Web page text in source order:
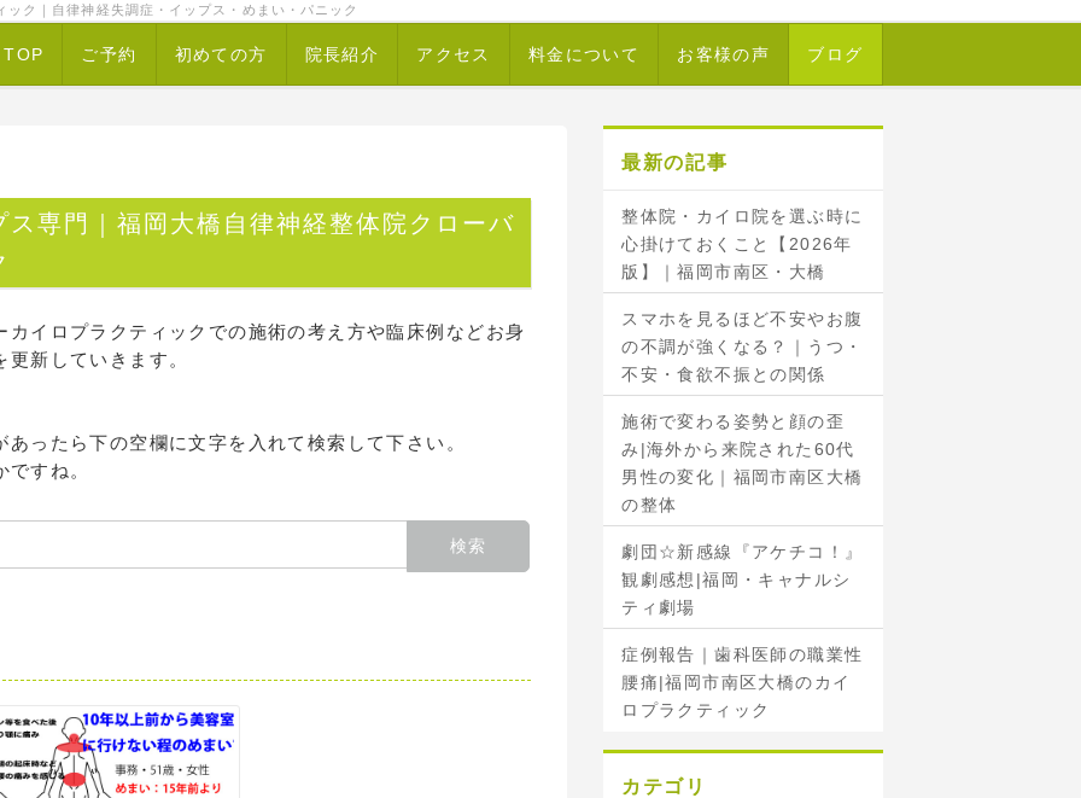
ク｜自律神経失調症・イップス・めまい・パニック
TOP ご予約 初めての方 院長紹介 アクセス 料金について お客様の声 ブログ
専門｜福岡大橋自律神経整体院クローバ
イロプラクティックでの施術の考え方や臨床例などお身
新していきます。
ったら下の空欄に文字を入れて検索して下さい。
ですね。
最新の記事
整体院・カイロ院を選ぶ時に
心掛けておくこと【2026年
版】｜福岡市南区・大橋
スマホを見るほど不安やお腹
の不調が強くなる？｜うつ・
不安・食欲不振との関係
施術で変わる姿勢と顔の歪
み|海外から来院された60代
男性の変化｜福岡市南区大橋
の整体
劇団☆新感線『アケチコ！』
観劇感想|福岡・キャナルシ
ティ劇場
症例報告｜歯科医師の職業性
腰痛|福岡市南区大橋のカイ
ロプラクティック
カテゴリ